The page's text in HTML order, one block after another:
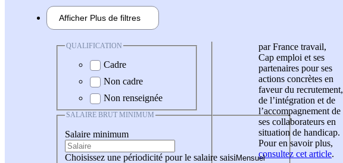
Afficher Plus de filtres
QUALIFICATION
Cadre
Non cadre
Non renseignée
SALAIRE BRUT MINIMUM
Salaire minimum
Choisissez une périodicité pour le salaire saisi
par France travail,
Cap emploi et ses
partenaires pour ses
actions concrètes en
faveur du recrutement,
de l’intégration et de
l’accompagnement de
ses collaborateurs en
situation de handicap.
Pour en savoir plus,
consultez cet article.